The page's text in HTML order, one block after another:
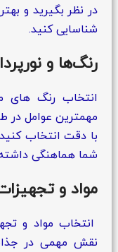
در نظر بگیرید و
شناسایی کنید.
رنگ‌ها و
انتخاب رنگ‌ های
مهمترین عوامل در
با دقت انتخاب
شما هماهنگی
مواد و
انتخاب مواد و
نقش مهمی در